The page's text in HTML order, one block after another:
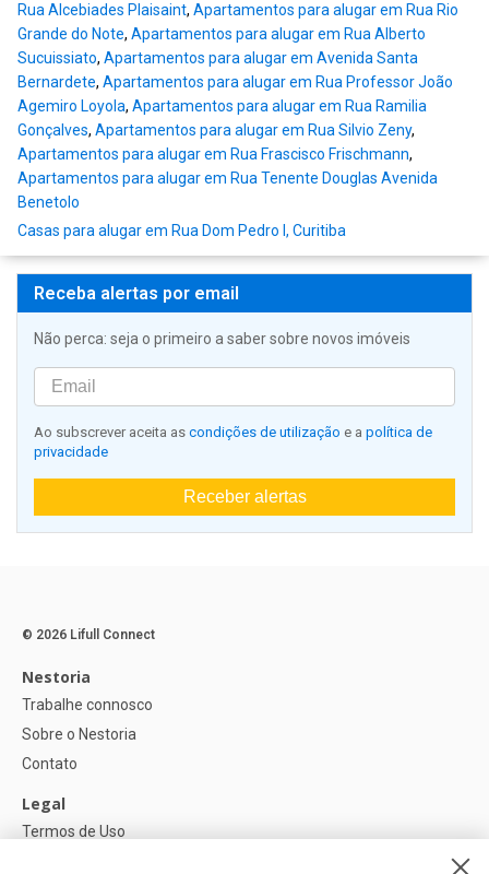
Rua Alcebiades Plaisaint, Apartamentos para alugar em Rua Rio
Grande do Note, Apartamentos para alugar em Rua Alberto
Sucuissiato, Apartamentos para alugar em Avenida Santa
Bernardete, Apartamentos para alugar em Rua Professor João
Agemiro Loyola, Apartamentos para alugar em Rua Ramilia
Gonçalves, Apartamentos para alugar em Rua Silvio Zeny,
Apartamentos para alugar em Rua Frascisco Frischmann,
Apartamentos para alugar em Rua Tenente Douglas Avenida
Benetolo
Casas para alugar em Rua Dom Pedro I, Curitiba
Receba alertas por email
Não perca: seja o primeiro a saber sobre novos imóveis
Ao subscrever aceita as condições de utilização e a política de
privacidade
Receber alertas
© 2026 Lifull Connect
Nestoria
Trabalhe connosco
Sobre o Nestoria
Contato
Legal
Termos de Uso